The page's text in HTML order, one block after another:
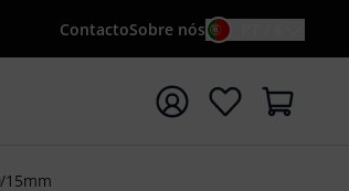
ContactoSobre nós
de pesquisa {searchTerm}
15mm